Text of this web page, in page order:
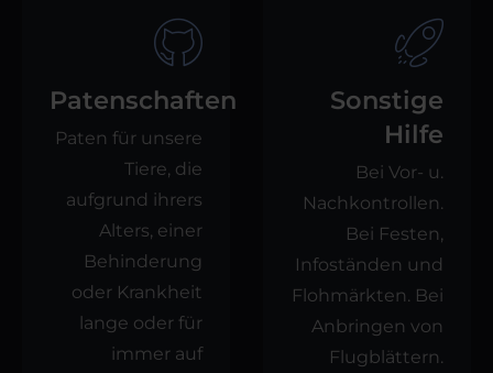
Patenschaften
Paten für unsere
Tiere, die
aufgrund ihrers
Alters, einer
Behinderung
oder Krankheit
lange oder für
immer auf
Sonstige
Hilfe
Bei Vor- u.
Nachkontrollen.
Bei Festen,
Infoständen und
Flohmärkten. Bei
Anbringen von
Flugblättern.